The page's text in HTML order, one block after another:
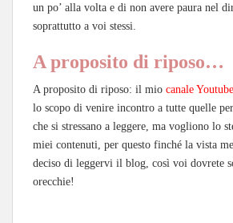
un po’ alla volta e di non avere paura nel
soprattutto a voi stessi.
A proposito di riposo…
A proposito di riposo: il mio canale Youtube
lo scopo di venire incontro a tutte quelle
che si stressano a leggere, ma vogliono lo
miei contenuti, per questo finché la vista
deciso di leggervi il blog, così voi dovrete
orecchie!